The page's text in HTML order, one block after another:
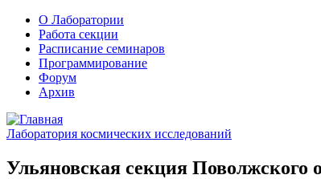
О Лаборатории
Работа секции
Расписание семинаров
Программирование
Форум
Архив
Лаборатория космических исследований
Ульяновская секция